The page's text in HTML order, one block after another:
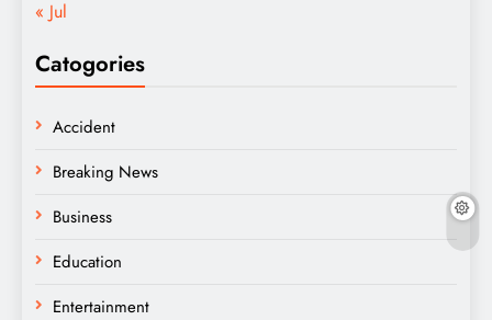
« Jul
Catogories
Accident
Breaking News
Business
Education
Entertainment